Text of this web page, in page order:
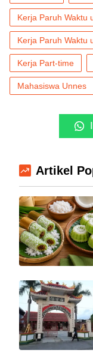
Kerja Paruh Waktu
Kerja Paruh Waktu
Kerja Part-time
Mahasiswa Unnes
Artikel